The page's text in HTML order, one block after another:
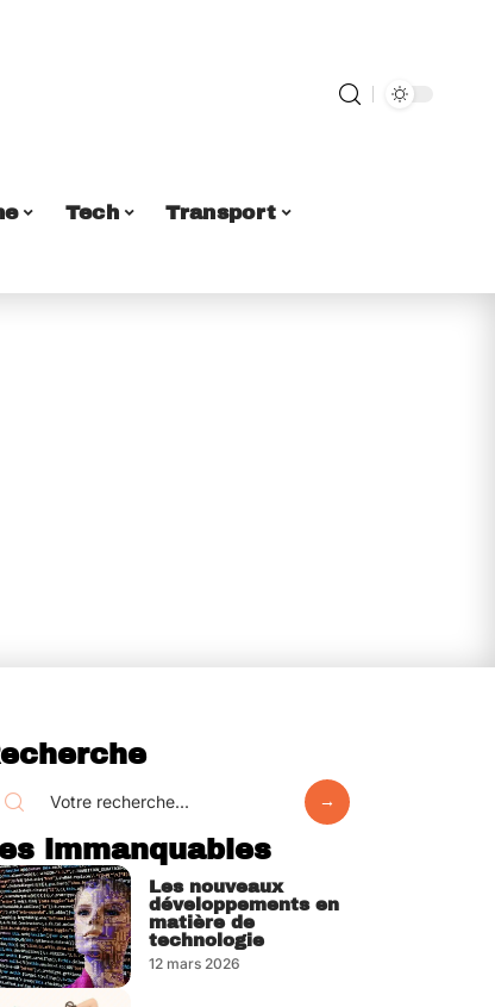
Tech Transport
immanquables
Les nouveaux
développements en
matière de
technologie
12 mars 2026